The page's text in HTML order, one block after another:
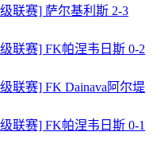
联赛] 萨尔基利斯 2-3
联赛] FK帕涅韦日斯 0-2
联赛] FK Dainava阿尔堤
联赛] FK帕涅韦日斯 0-1